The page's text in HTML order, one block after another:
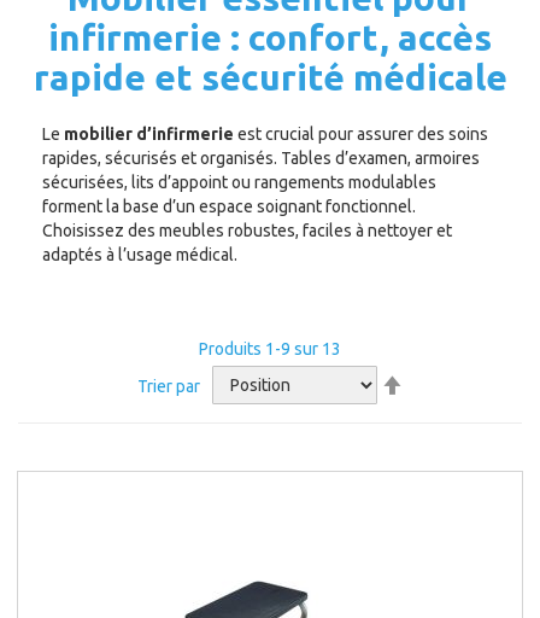
infirmerie : confort, accès
rapide et sécurité médicale
Le mobilier d’infirmerie est crucial pour assurer des soins
rapides, sécurisés et organisés. Tables d’examen, armoires
sécurisées, lits d’appoint ou rangements modulables
forment la base d’un espace soignant fonctionnel.
Choisissez des meubles robustes, faciles à nettoyer et
adaptés à l’usage médical.
Produits 1 -9 sur 13
Trier par